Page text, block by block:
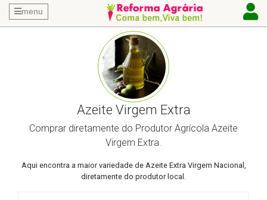
menu
Azeite Virgem Extra
Comprar diretamente do Produtor Agrícola Azeite
Virgem Extra.
Aqui encontra a maior variedade de Azeite Extra Virgem Nacional,
diretamente do produtor local.